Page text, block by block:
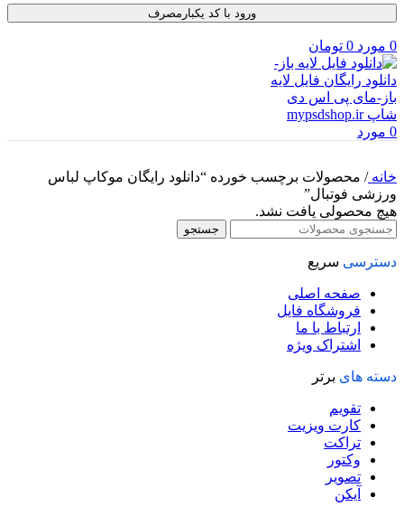
ورود با کد یکبارمصرف
0 مورد 0 تومان
0 مورد
خانه/ محصولات برچسب خورده “دانلود رایگان موکاپ لباس
ورزشی فوتبال”
هیچ محصولی یافت نشد.
جستجو
دسترسی سریع
صفحه اصلی
فروشگاه فایل
ارتباط با ما
اشتراک ویژه
دسته های برتر
تقویم
کارت ویزیت
تراکت
وکتور
تصویر
آیکن